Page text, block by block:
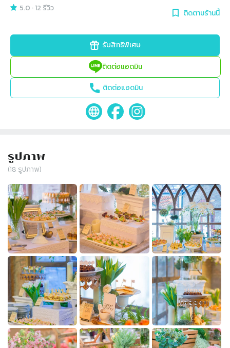
5.0 ·12 รีวิว ติดตามร้านนี้
รับสิทธิพิเศษ
ติดต่อแอดมิน
ติดต่อแอดมิน
รูปภาพ
(18 รูปภาพ)